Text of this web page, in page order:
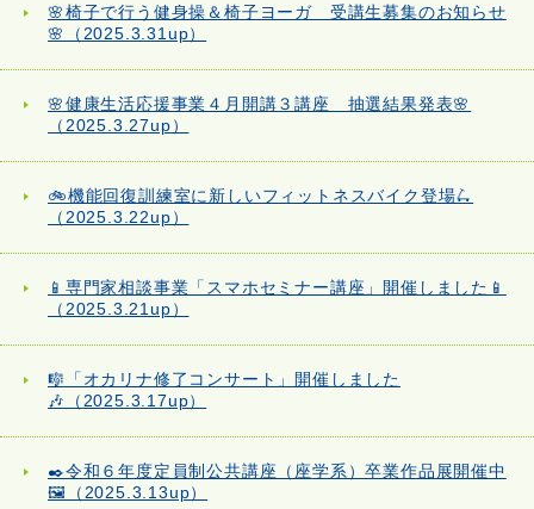
🌸椅子で行う健身操＆椅子ヨーガ 受講生募集のお知らせ
🌸（2025.3.31up）
🌸健康生活応援事業４月開講３講座 抽選結果発表🌸
（2025.3.27up）
🚲機能回復訓練室に新しいフィットネスバイク登場🛴
（2025.3.22up）
📱専門家相談事業「スマホセミナー講座」開催しました📱
（2025.3.21up）
🎼「オカリナ修了コンサート」開催しました
🎶（2025.3.17up）
✒️令和６年度定員制公共講座（座学系）卒業作品展開催中
🖼️（2025.3.13up）